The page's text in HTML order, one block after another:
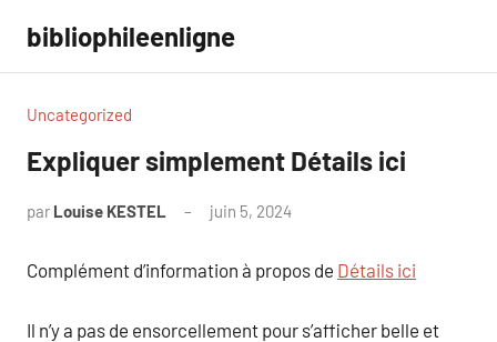
contenu
bibliophileenligne
Uncategorized
Expliquer simplement Détails ici
par Louise KESTEL juin 5, 2024
Complément d’information à propos de Détails ici
Il n’y a pas de ensorcellement pour s’afficher belle et